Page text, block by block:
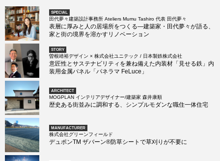
SPECIAL
田代夢々建築設計事務所 Ateliers Mumu Tashiro 代表 田代夢々
表層に厚みと人の居場所をつくる―建築家・田代夢々が語る、
家と街の境界を溶かすリノベーション
STORY
曽根靖裕デザイン × 株式会社ユニテック / 日本製鉄株式会社
意匠性とサステナビリティを兼ね備えた内装材「見せる鉄」内
装用金属パネル「パネラマ FeLuce」
ARCHITECT
MOGPLAN インテリアデザイナー/建築家 森井康順
歴史ある街並みに調和する、シンプルモダンな職住一体住宅
MANUFACTURER
株式会社グリーンフィールド
デュポンTM ザバーン®防草シートで草刈りが不要に